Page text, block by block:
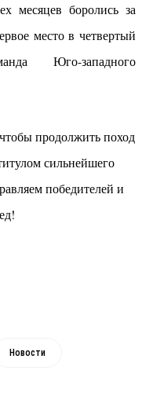
месяцев боролись за
место в четвертый
Юго-западного
продолжить поход
сильнейшего
победителей и
Новости